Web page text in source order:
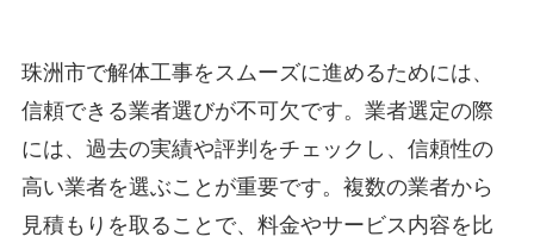
珠洲市で解体工事をスムーズに進めるためには、
信頼できる業者選びが不可欠です。業者選定の際
には、過去の実績や評判をチェックし、信頼性の
高い業者を選ぶことが重要です。複数の業者から
見積もりを取ることで、料金やサービス内容を比